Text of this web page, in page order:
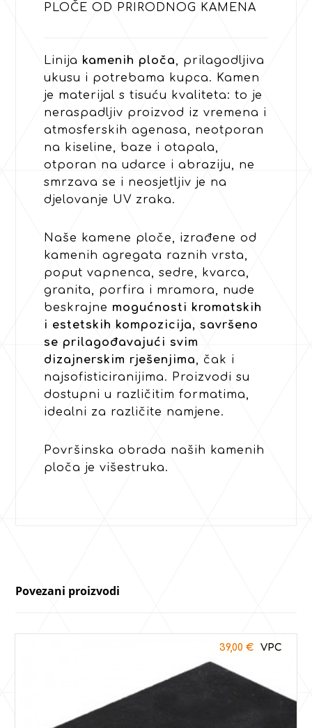
PLOČE OD PRIRODNOG KAMENA
Linija kamenih ploča
, prilagodljiva
ukusu i potrebama kupca. Kamen
je materijal s tisuću kvaliteta: to je
neraspadljiv proizvod iz vremena i
atmosferskih agenasa, neotporan
na kiseline, baze i otapala,
otporan na udarce i abraziju, ne
smrzava se i neosjetljiv je na
djelovanje UV zraka.
Naše kamene ploče, izrađene od
kamenih agregata raznih vrsta,
poput vapnenca, sedre, kvarca,
granita, porfira i mramora, nude
beskrajne mogućnosti kromatskih
i estetskih kompozicija, savršeno
se prilagođavajući svim
dizajnerskim rješenjima
, čak i
najsofisticiranijima. Proizvodi su
dostupni u različitim formatima,
idealni za različite namjene.
Površinska obrada naših kamenih
ploča je višestruka.
Povezani proizvodi
39,00 €